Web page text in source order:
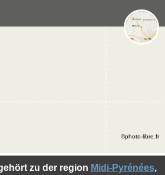
zu der region Midi-Pyrénées,
©photo-libre.fr